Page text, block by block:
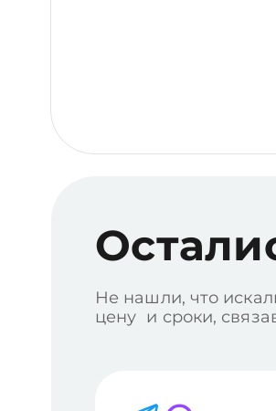
Не нашли, что
цену и сроки,